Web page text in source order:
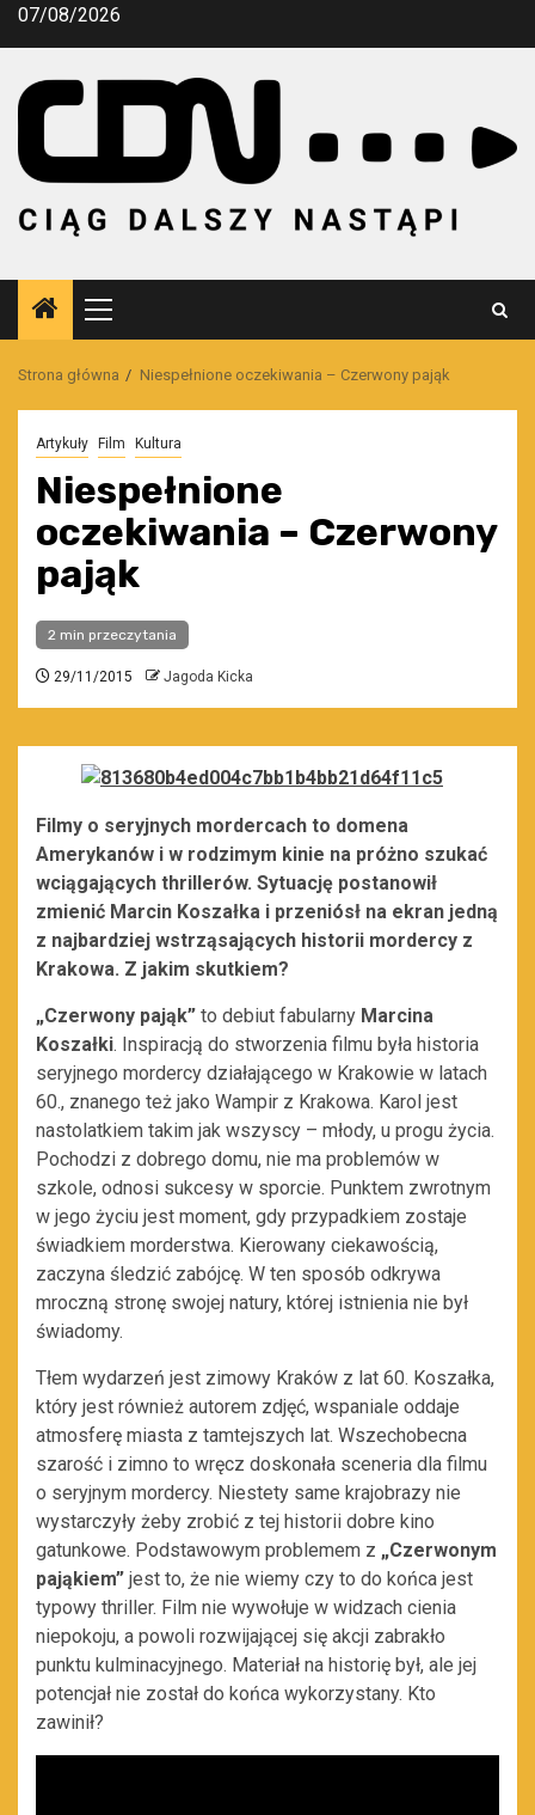
Przejdź
07/08/2026
Menu
główne
Strona główna Niespełnione oczekiwania – Czerwony pająk
Artykuły Film Kultura
Niespełnione
oczekiwania – Czerwony
pająk
2 min przeczytania
29/11/2015 Jagoda Kicka
Filmy o seryjnych mordercach to domena
Amerykanów i w rodzimym kinie na próżno szukać
wciągających thrillerów. Sytuację postanowił
zmienić Marcin Koszałka i przeniósł na ekran jedną
z najbardziej wstrząsających historii mordercy z
Krakowa. Z jakim skutkiem?
„Czerwony pająk” to debiut fabularny Marcina
Koszałki. Inspiracją do stworzenia filmu była historia
seryjnego mordercy działającego w Krakowie w latach
60., znanego też jako Wampir z Krakowa. Karol jest
nastolatkiem takim jak wszyscy – młody, u progu życia.
Pochodzi z dobrego domu, nie ma problemów w
szkole, odnosi sukcesy w sporcie. Punktem zwrotnym
w jego życiu jest moment, gdy przypadkiem zostaje
świadkiem morderstwa. Kierowany ciekawością,
zaczyna śledzić zabójcę. W ten sposób odkrywa
mroczną stronę swojej natury, której istnienia nie był
świadomy.
Tłem wydarzeń jest zimowy Kraków z lat 60. Koszałka,
który jest również autorem zdjęć, wspaniale oddaje
atmosferę miasta z tamtejszych lat. Wszechobecna
szarość i zimno to wręcz doskonała sceneria dla filmu
o seryjnym mordercy. Niestety same krajobrazy nie
wystarczyły żeby zrobić z tej historii dobre kino
gatunkowe. Podstawowym problemem z „Czerwonym
pająkiem” jest to, że nie wiemy czy to do końca jest
typowy thriller. Film nie wywołuje w widzach cienia
niepokoju, a powoli rozwijającej się akcji zabrakło
punktu kulminacyjnego. Materiał na historię był, ale jej
potencjał nie został do końca wykorzystany. Kto
zawinił?